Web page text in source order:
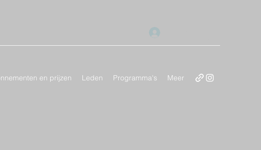
en prijzen Leden Programma's Meer